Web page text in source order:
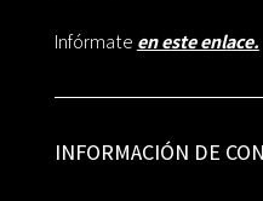
Infórmate en este enlace.
INFORMACIÓN DE